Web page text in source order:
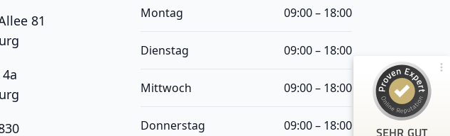
81
Montag 09:00 – 18:00
Dienstag 09:00 – 18:00
Mittwoch 09:00 – 18:00
Donnerstag 09:00 – 18:00 SEHR GUT
5,00 / 5,00
Bewertungen auf
ProvenExpert.com
95
Blick aufs ProvenExpert-Profil werfen